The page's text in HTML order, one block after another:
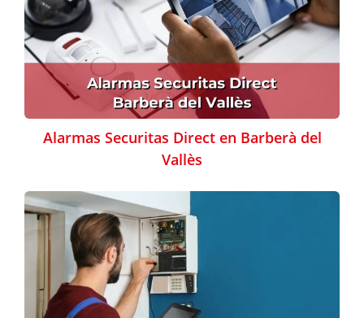
Alarmas Securitas Direct en Barberà del
Vallès